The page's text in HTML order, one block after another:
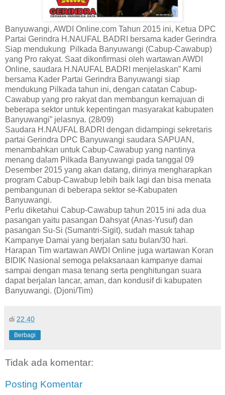
Banyuwangi, AWDI Online.com Tahun 2015 ini, Ketua DPC
Partai Gerindra H.NAUFAL BADRI bersama kader Gerindra
Siap mendukung Pilkada Banyuwangi (Cabup-Cawabup)
yang Pro rakyat. Saat dikonfirmasi oleh wartawan AWDI
Online, saudara H.NAUFAL BADRI menjelaskan” Kami
bersama Kader Partai Gerindra Banyuwangi siap
mendukung Pilkada tahun ini, dengan catatan Cabup-
Cawabup yang pro rakyat dan membangun kemajuan di
beberapa sektor untuk kepentingan masyarakat kabupaten
Banyuwangi” jelasnya. (28/09)
Saudara H.NAUFAL BADRI dengan didampingi sekretaris
partai Gerindra DPC Banyuwangi saudara SAPUAN,
menambahkan untuk Cabup-Cawabup yang nantinya
menang dalam Pilkada Banyuwangi pada tanggal 09
Desember 2015 yang akan datang, dirinya mengharapkan
program Cabup-Cawabup lebih baik lagi dan bisa menata
pembangunan di beberapa sektor se-Kabupaten
Banyuwangi.
Perlu diketahui Cabup-Cawabup tahun 2015 ini ada dua
pasangan yaitu pasangan Dahsyat (Anas-Yusuf) dan
pasangan Su-Si (Sumantri-Sigit), sudah masuk tahap
Kampanye Damai yang berjalan satu bulan/30 hari.
Harapan Tim wartawan AWDI Online juga wartawan Koran
BIDIK Nasional semoga pelaksanaan kampanye damai
sampai dengan masa tenang serta penghitungan suara
dapat berjalan lancar, aman, dan kondusif di kabupaten
Banyuwangi. (Djoni/Tim)
di 22.40
Berbagi
Tidak ada komentar:
Posting Komentar